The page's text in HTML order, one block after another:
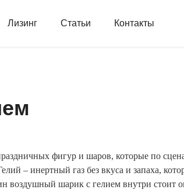
Лизинг Статьи Контакты
фигур и шаров, которые по
– инертный газ без вкуса и запаха,
воздушный шарик с гелием внутри стоит